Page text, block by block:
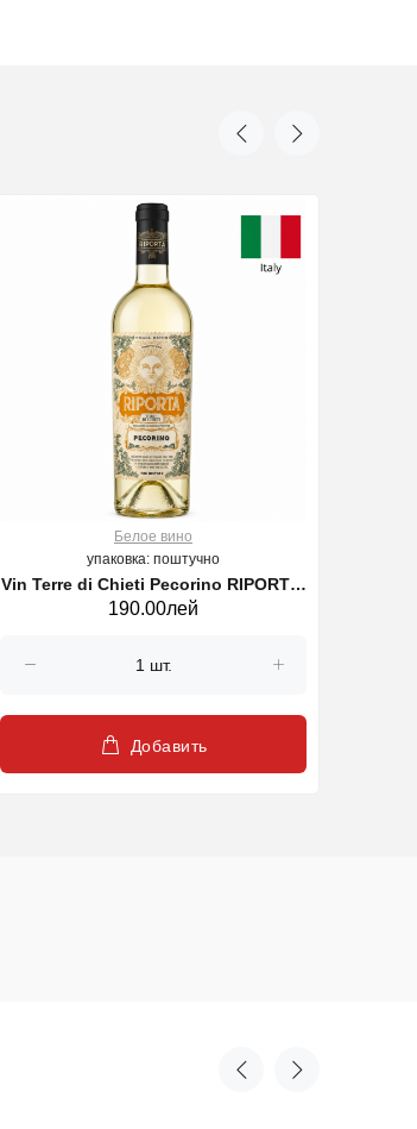
Белое вино
упаковка: поштучно
Vin Terre di Chieti Pecorino RIPORTA,
alb, 750 ml
190.00лей
Добавить